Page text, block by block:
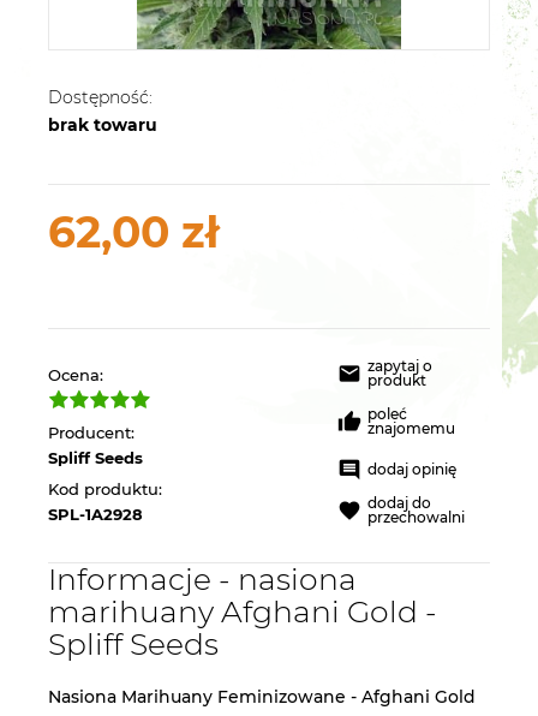
Dostępność:
brak towaru
62,00 zł
Ocena:
Producent:
Spliff Seeds
Kod produktu:
SPL-1A2928
zapytaj o
produkt
poleć
znajomemu
dodaj opinię
dodaj do
przechowalni
Informacje - nasiona
marihuany Afghani Gold -
Spliff Seeds
Nasiona Marihuany Feminizowane - Afghani Gold